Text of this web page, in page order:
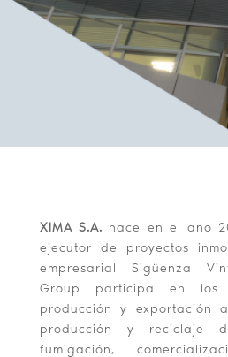
XIMA S.A. nace en el año
ejecutor de proyectos
empresarial Sigüenza
Group participa en los
producción y exportación
producción y reciclaje
fumigación,